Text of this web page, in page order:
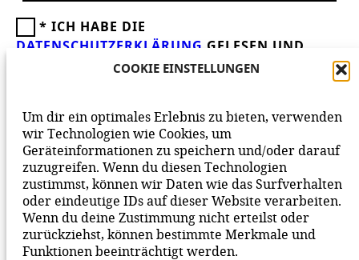
COOKIE EINSTELLUNGEN
Um dir ein optimales Erlebnis zu bieten, verwenden
wir Technologien wie Cookies, um
Geräteinformationen zu speichern und/oder darauf
zuzugreifen. Wenn du diesen Technologien
zustimmst, können wir Daten wie das Surfverhalten
oder eindeutige IDs auf dieser Website verarbeiten.
Wenn du deine Zustimmung nicht erteilst oder
zurückziehst, können bestimmte Merkmale und
Funktionen beeinträchtigt werden.
* ICH HABE DIE
DATENSCHUTZERKLÄRUNG GELESEN UND
AKZEPTIERE DIESE.WIR FREUEN UNS ÜBER
MITEINANDER AUF UNSERER SEITE.